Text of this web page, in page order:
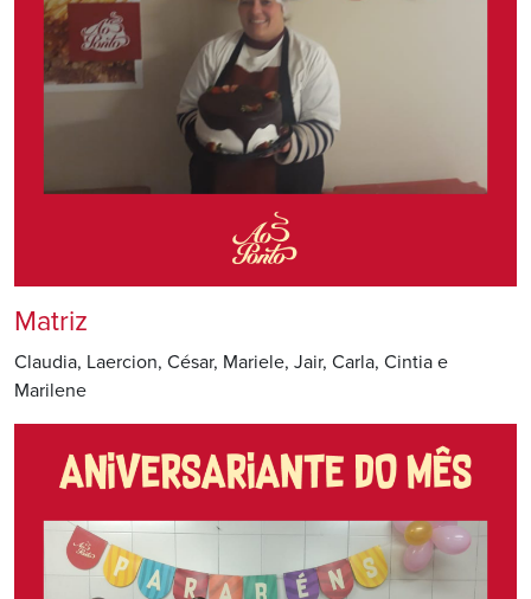
Matriz
Claudia, Laercion, César, Mariele, Jair, Carla, Cintia e
Marilene